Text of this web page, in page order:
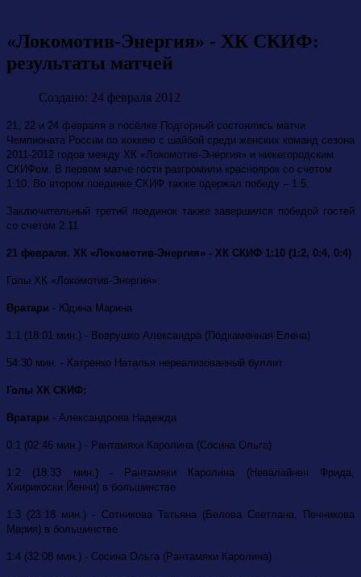
«Локомотив-Энергия» - ХК СКИФ:
результаты матчей
Создано: 24 февраля 2012
21, 22 и 24 февраля в посёлке Подгорный состоялись матчи
Чемпионата России по хоккею с шайбой среди женских команд сезона
2011-2012 годов между ХК «Локомотив-Энергия» и нижегородским
СКИФом. В первом матче гости разгромили красноярок со счетом
1:10. Во втором поединке СКИФ также одержал победу – 1:5.
Заключительный третий поединок также завершился победой гостей
со счетом 2:11.
21 февраля. ХК «Локомотив-Энергия» - ХК СКИФ 1:10 (1:2, 0:4, 0:4)
Голы ХК «Локомотив-Энергия»:
Вратари - Юдина Марина
1:1 (18:01 мин.) - Воврушко Александра (Подкаменная Елена)
54:30 мин. - Катренко Наталья нереализованный буллит
Голы ХК СКИФ:
Вратари - Александрова Надежда
0:1 (02:46 мин.) - Рантамяки Каролина (Сосина Ольга)
1:2 (18:33 мин.) - Рантамяки Каролина (Невалайнен Фрида,
Хиирикоски Йенни) в большинстве
1:3 (23:18 мин.) - Сотникова Татьяна (Белова Светлана, Печникова
Мария) в большинстве
1:4 (32:08 мин.) - Сосина Ольга (Рантамяки Каролина)